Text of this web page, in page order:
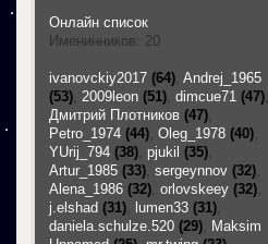
Онлайн список
Именинников: 20
ivanovckiy2017 (64), Andrej_1965
(53), 2009leon (51), dimcue71 (47),
Дмитрий Плотников (47),
Petro_1974 (44), Oleg_1978 (40),
YUrij_794 (38), pjukil (35),
Artur_1985 (33), sergeynnov (32),
Alena_1986 (32), orlovskeey (32),
j.elshad (31), lumen33 (31),
daniela.schulze.520 (29), Maksim